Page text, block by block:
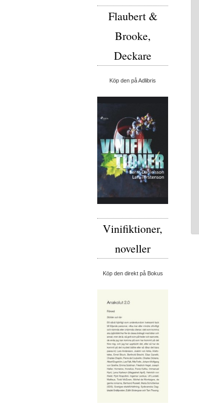
Flaubert &
Brooke,
Deckare
Köp den på Adlibris
Vinifiktioner,
noveller
Köp den direkt på Bokus